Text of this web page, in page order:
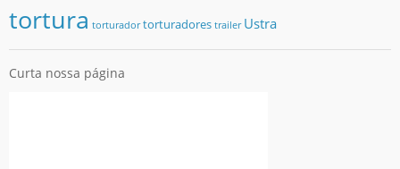
tortura torturador torturadores trailer Ustra
Curta nossa página